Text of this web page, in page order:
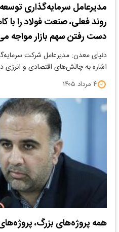
مدیرعامل سرمایه‌گذاری
روند فعلی، صنعت فولاد را
دست رفتن سهم بازار مواجه
دنیای معدن: مدیرعامل شرکت
اشاره به چالش‌های اقتصادی و انرژی
۴ مرداد ۱۴۰۵
همه پروژه‌های بزرگ،